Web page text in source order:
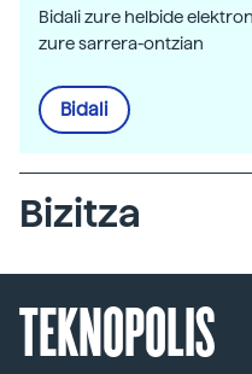
Bidali zure helbide
zure sarrera-ontzian
Bidali
Bizitza
TEKNOPOLIS